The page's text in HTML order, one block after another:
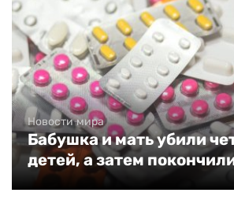
Новости мира
Бабушка и мать убили
детей, а затем